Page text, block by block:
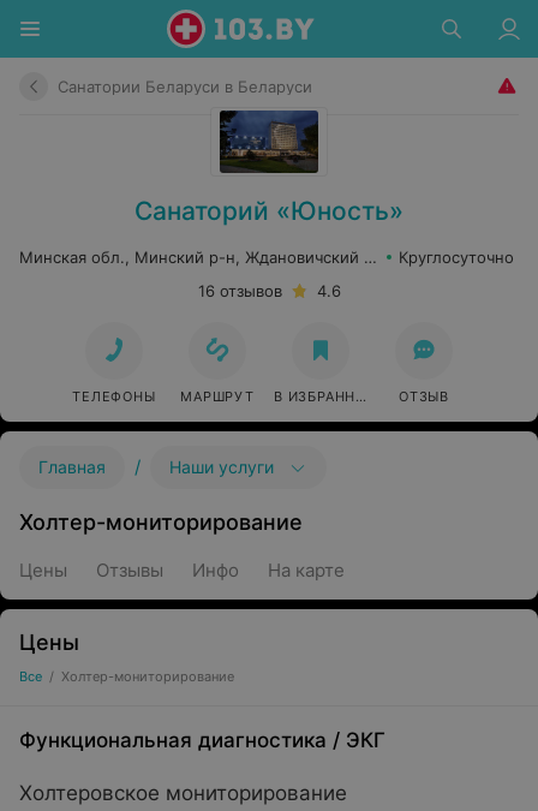
Санатории Беларуси в Беларуси
Санаторий «Юность»
Минская обл., Минский р-н, Ждановичский сельсовет, 67
Круглосуточно
16 отзывов
4.6
ТЕЛЕФОНЫ МАРШРУТ В ИЗБРАННОЕ ОТЗЫВ
Главная / Наши услуги
Холтер-мониторирование
Цены Отзывы Инфо На карте
Цены
Все / Холтер-мониторирование
Функциональная диагностика / ЭКГ
Холтеровское мониторирование